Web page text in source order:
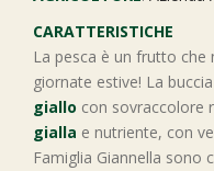
CARATTERISTICHE
La pesca è un frutto che
giornate estive! La
giallo con sovraccolore
gialla e nutriente, con
Famiglia Giannella sono